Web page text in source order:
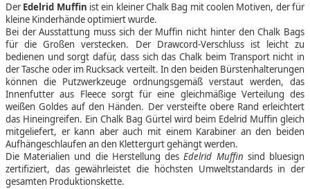
DerEdelrid Muffin ist ein kleiner Chalk Bag mit coolen Motiven, der für
kleine Kinderhände optimiert wurde.
Bei der Ausstattung muss sich der Muffin nicht hinter den Chalk Bags
für die Großen verstecken. Der Drawcord-Verschluss ist leicht zu
bedienen und sorgt dafür, dass sich das Chalk beim Transport nicht in
der Tasche oder im Rucksack verteilt. In den beiden Bürstenhalterungen
können die Putzwerkzeuge ordnungsgemäß verstaut werden, das
Innenfutter aus Fleece sorgt für eine gleichmäßige Verteilung des
weißen Goldes auf den Händen. Der versteifte obere Rand erleichtert
das Hineingreifen. Ein Chalk Bag Gürtel wird beim Edelrid Muffin gleich
mitgeliefert, er kann aber auch mit einem Karabiner an den beiden
Aufhängeschlaufen an den Klettergurt gehängt werden.
Die Materialien und die Herstellung desEdelrid Muffin sind bluesign
zertifiziert, das gewährleistet die höchsten Umweltstandards in der
gesamten Produktionskette.